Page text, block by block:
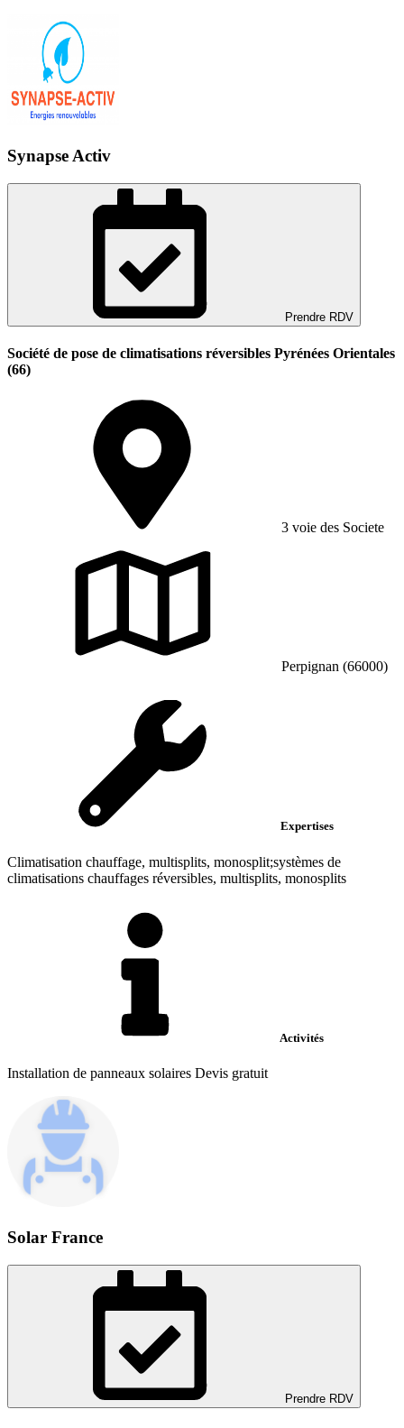
Synapse Activ
Prendre RDV
Société de pose de climatisations réversibles Pyrénées Orientales
(66)
3 voie des Societe
Perpignan (66000)
Expertises
Climatisation chauffage, multisplits, monosplit;systèmes de
climatisations chauffages réversibles, multisplits, monosplits
Activités
Installation de panneaux solaires Devis gratuit
Solar France
Prendre RDV